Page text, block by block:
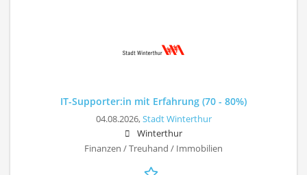
IT-Supporter:in mit Erfahrung (70 - 80%)
04.08.2026,Stadt Winterthur
Winterthur
Finanzen / Treuhand / Immobilien